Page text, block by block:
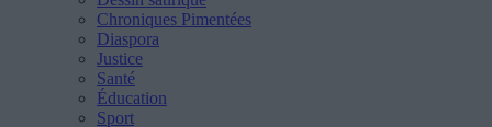
Chroniques Pimentées
Diaspora
Justice
Santé
Éducation
Sport